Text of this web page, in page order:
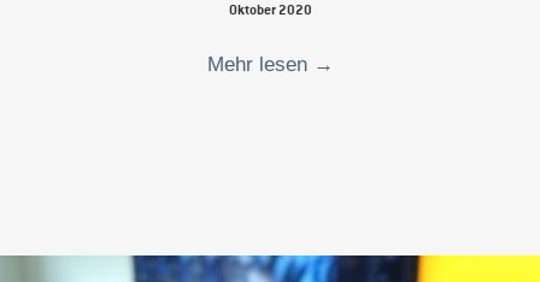
Oktober 2020
Mehr lesen →